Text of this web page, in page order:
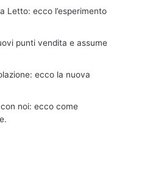
Letto: ecco l’esperimento
punti vendita e assume
ecco la nuova
con noi: ecco come